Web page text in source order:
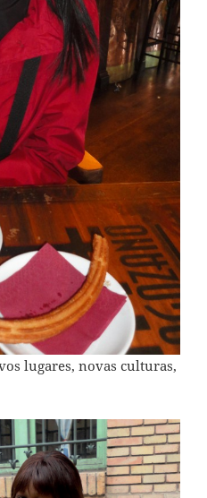
lugares, novas culturas,